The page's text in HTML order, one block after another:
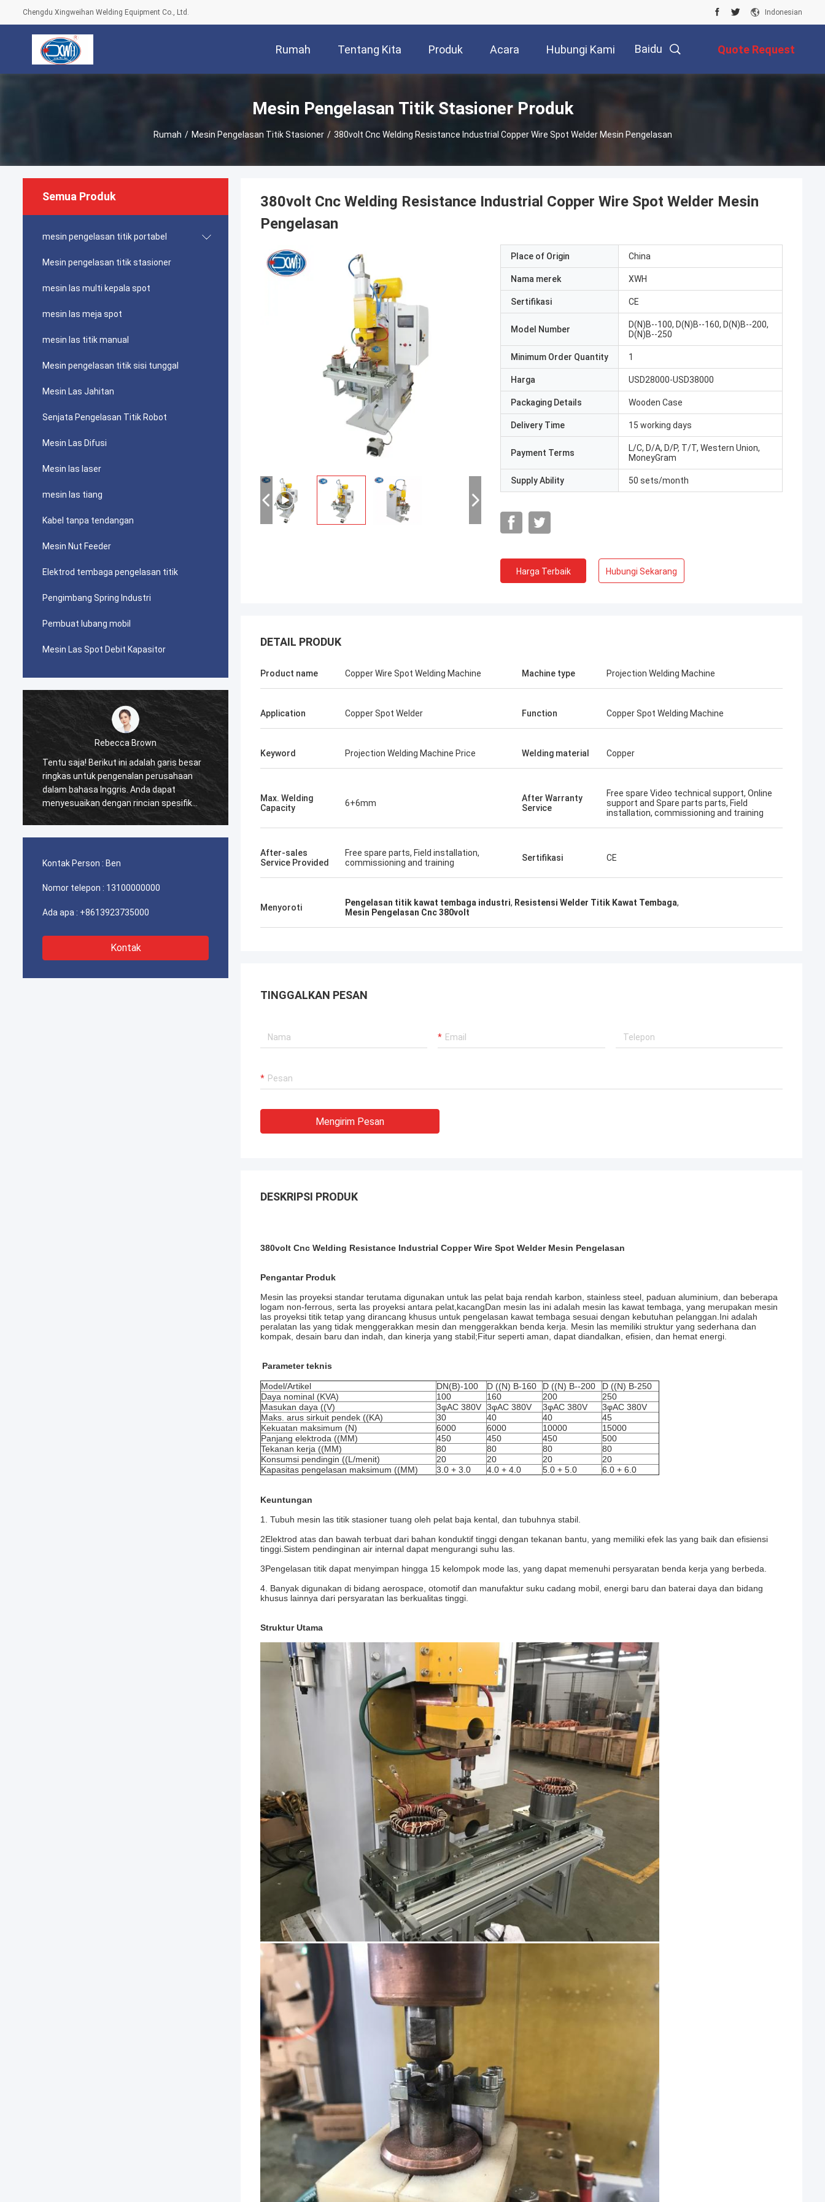
Chengdu Xingweihan Welding Equipment Co., Ltd. Indonesian
Rumah Tentang Kita Produk Acara Hubungi Kami Baidu Quote Request
Mesin Pengelasan Titik Stasioner Produk
Rumah / Mesin Pengelasan Titik Stasioner / 380volt Cnc Welding Resistance Industrial Copper Wire Spot Welder Mesin Pengelasan
Semua Produk
mesin pengelasan titik portabel
Mesin pengelasan titik stasioner
mesin las multi kepala spot
mesin las meja spot
mesin las titik manual
Mesin pengelasan titik sisi tunggal
Mesin Las Jahitan
Senjata Pengelasan Titik Robot
Mesin Las Difusi
Mesin las laser
mesin las tiang
Kabel tanpa tendangan
Mesin Nut Feeder
Elektrod tembaga pengelasan titik
Pengimbang Spring Industri
Pembuat lubang mobil
Mesin Las Spot Debit Kapasitor
Rebecca Brown
Tentu saja! Berikut ini adalah garis besar
ringkas untuk pengenalan perusahaan
dalam bahasa Inggris. Anda dapat
menyesuaikan dengan rincian spesifik
tentang perusahaan Anda.
baik, permukaannya halus, tidak ada tetes
cat, dan itu kuat dan tahan lama. Layak
dibeli.
membutuhkan contoh yang lebih spesifik
saya!
Kontak Person : Ben
Nomor telepon : 13100000000
Ada apa : +8613923735000
Kontak
380volt Cnc Welding Resistance Industrial Copper Wire Spot Welder Mesin
Pengelasan
Place of Origin China
Nama merek XWH
Sertifikasi CE
Model Number
D(N)B--100, D(N)B--160, D(N)B--200,
D(N)B--250
Minimum Order Quantity 1
Harga USD28000-USD38000
Packaging Details Wooden Case
Delivery Time 15 working days
Payment Terms
L/C, D/A, D/P, T/T, Western Union,
MoneyGram
Supply Ability 50 sets/month
Harga Terbaik Hubungi Sekarang
DETAIL PRODUK
Product name Copper Wire Spot Welding Machine Machine type Projection Welding Machine
Application Copper Spot Welder Function Copper Spot Welding Machine
Keyword Projection Welding Machine Price Welding material Copper
Max. Welding
Capacity
6+6mm
After Warranty
Service
Free spare Video technical support, Online
support and Spare parts parts, Field
installation, commissioning and training
After-sales
Service Provided
Free spare parts, Field installation,
commissioning and training
Sertifikasi CE
Menyoroti Pengelasan titik kawat tembaga industri, Resistensi Welder Titik Kawat Tembaga,
Mesin Pengelasan Cnc 380volt
TINGGALKAN PESAN
Mengirim Pesan
DESKRIPSI PRODUK
380volt Cnc Welding Resistance Industrial Copper Wire Spot Welder Mesin Pengelasan
Pengantar Produk
Mesin las proyeksi standar terutama digunakan untuk las pelat baja rendah karbon, stainless steel, paduan aluminium, dan beberapa
logam non-ferrous, serta las proyeksi antara pelat,kacangDan mesin las ini adalah mesin las kawat tembaga, yang merupakan mesin
las proyeksi titik tetap yang dirancang khusus untuk pengelasan kawat tembaga sesuai dengan kebutuhan pelanggan.Ini adalah
peralatan las yang tidak menggerakkan mesin dan menggerakkan benda kerja. Mesin las memiliki struktur yang sederhana dan
kompak, desain baru dan indah, dan kinerja yang stabil;Fitur seperti aman, dapat diandalkan, efisien, dan hemat energi.
Parameter teknis
Model/Artikel DN(B)-100 D ((N) B-160 D ((N) B--200
D ((N) B-250
Daya nominal (KVA)
100 160 200
250
Masukan daya ((V)
3φAC 380V 3φAC 380V 3φAC 380V
3φAC 380V
Maks. arus sirkuit pendek ((KA)
30 40 40
45
Kekuatan maksimum (N)
6000 6000 10000
15000
Panjang elektroda ((MM)
450 450 450
500
Tekanan kerja ((MM)
80 80 80
80
Konsumsi pendingin ((L/menit)
20 20 20
20
Kapasitas pengelasan maksimum ((MM)
3.0 + 3.0 4.0 + 4.0 5.0 + 5.0 6.0 + 6.0
Keuntungan
1. Tubuh mesin las titik stasioner tuang oleh pelat baja kental, dan tubuhnya stabil.
2Elektrod atas dan bawah terbuat dari bahan konduktif tinggi dengan tekanan bantu, yang memiliki efek las yang baik dan efisiensi
tinggi.Sistem pendinginan air internal dapat mengurangi suhu las.
3Pengelasan titik dapat menyimpan hingga 15 kelompok mode las, yang dapat memenuhi persyaratan benda kerja yang berbeda.
4. Banyak digunakan di bidang aerospace, otomotif dan manufaktur suku cadang mobil, energi baru dan baterai daya dan bidang
khusus lainnya dari persyaratan las berkualitas tinggi.
Struktur Utama